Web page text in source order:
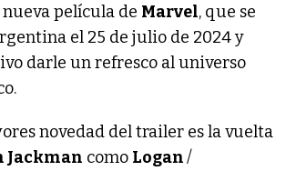
nueva película de Marvel, que se
el 25 de julio de 2024 y
darle un refresco al universo
novedad del trailer es la vuelta
Jackman como Logan/